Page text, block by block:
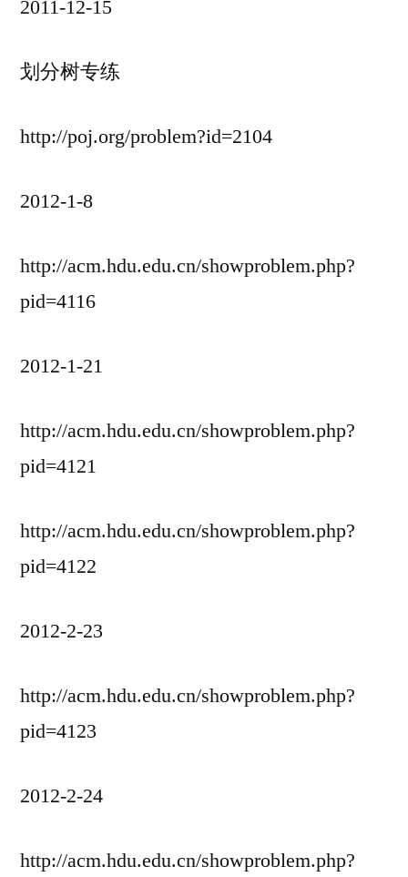
2011-12-15
划分树专练
http://poj.org/problem?id=2104
2012-1-8
http://acm.hdu.edu.cn/showproblem.php?
pid=4116
2012-1-21
http://acm.hdu.edu.cn/showproblem.php?
pid=4121
http://acm.hdu.edu.cn/showproblem.php?
pid=4122
2012-2-23
http://acm.hdu.edu.cn/showproblem.php?
pid=4123
2012-2-24
http://acm.hdu.edu.cn/showproblem.php?